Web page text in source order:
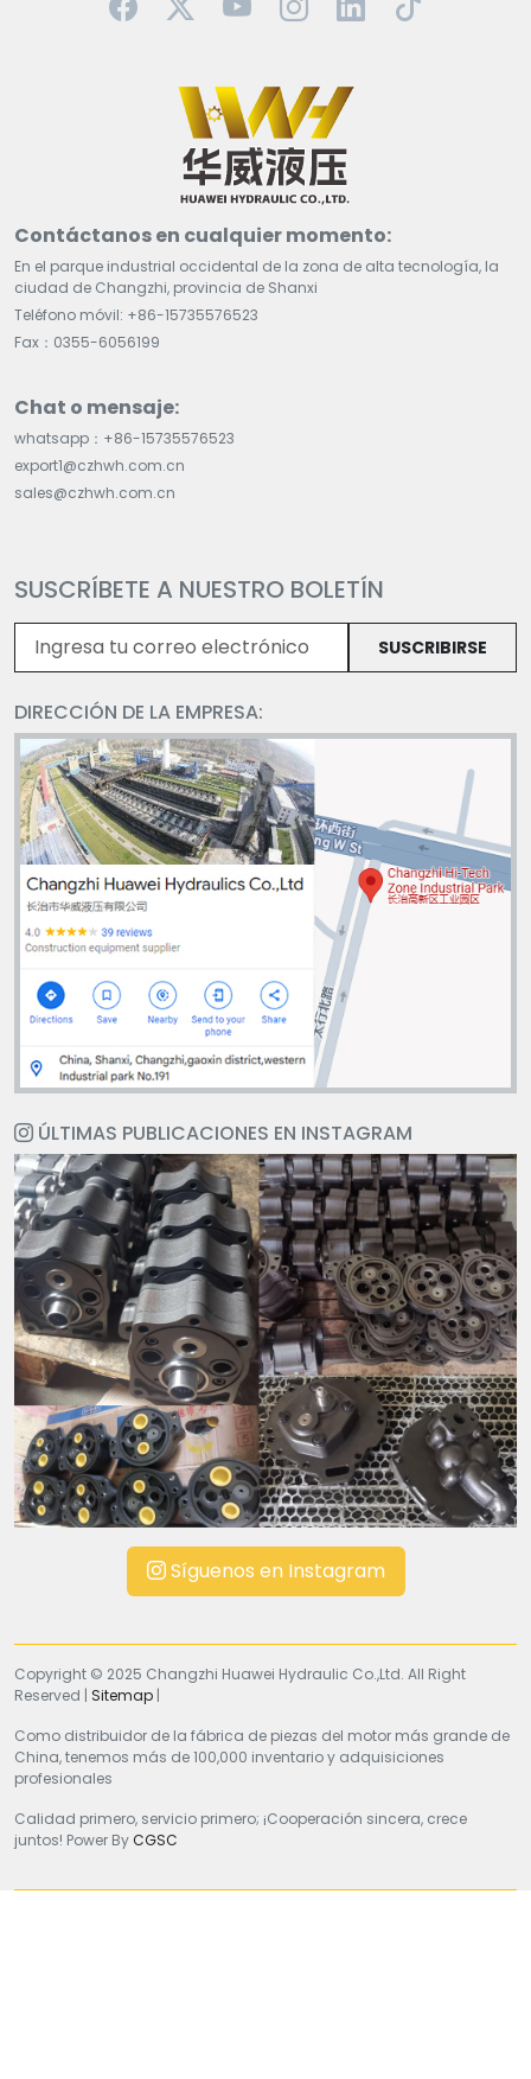
Contáctanos en cualquier momento:
En el parque industrial occidental de la zona de alta tecnología, la
ciudad de Changzhi, provincia de Shanxi
Teléfono móvil: +86-15735576523
Fax：0355-6056199
Chat o mensaje:
whatsapp：+86-15735576523
export1@czhwh.com.cn
sales@czhwh.com.cn
SUSCRÍBETE A NUESTRO BOLETÍN
SUSCRIBIRSE
DIRECCIÓN DE LA EMPRESA:
ÚLTIMAS PUBLICACIONES EN INSTAGRAM
Síguenos en Instagram
Copyright © 2025 Changzhi Huawei Hydraulic Co.,Ltd. All Right
Reserved | Sitemap |
Como distribuidor de la fábrica de piezas del motor más grande de
China, tenemos más de 100,000 inventario y adquisiciones
profesionales
Calidad primero, servicio primero; ¡Cooperación sincera, crece
juntos! Power ByCGSC